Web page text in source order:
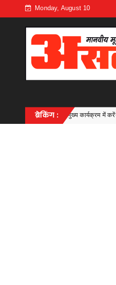
Monday, August 10
ब्रेकिंग :
में करेंगे ध्वजारोहण Kawardha